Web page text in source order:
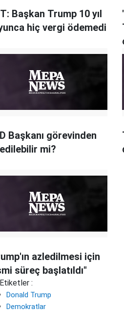
Başkan Trump 10 yıl
hiç vergi ödemedi
Başkanı görevinden
mi?
azledilmesi için
süreç başlatıldı"
Etiketler :
Donald Trump
Demokratlar